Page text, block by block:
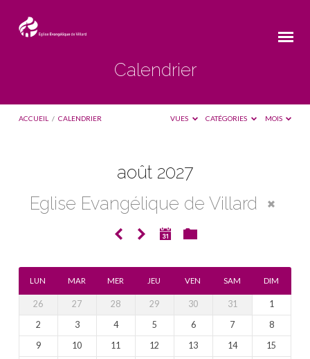
Calendrier
ACCUEIL / CALENDRIER VUES CATÉGORIES MOIS
août 2027
Eglise Evangélique de Villard
LUN MAR MER JEU VEN SAM DIM
26 27 28 29 30 31
1
2
3 4 5 6 7
8
9
10 11 12 13 14
15